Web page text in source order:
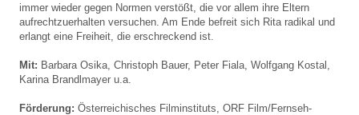
immer wieder gegen Normen verstößt, die vor allem ihre Eltern
aufrechtzuerhalten versuchen. Am Ende befreit sich Rita radikal und
erlangt eine Freiheit, die erschreckend ist.
Mit: Barbara Osika, Christoph Bauer, Peter Fiala, Wolfgang Kostal,
Karina Brandlmayer u.a.
Förderung: Österreichisches Filminstituts, ORF Film/Fernseh-